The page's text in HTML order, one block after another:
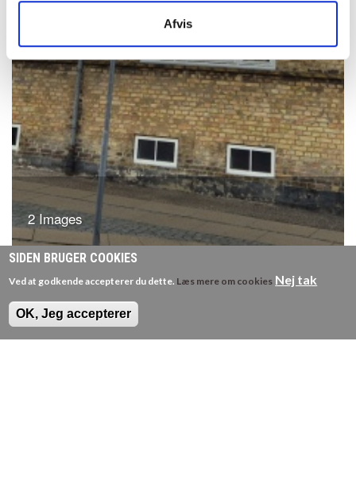
Afvis
2 Images
VIEW GALLERY
Udskiftning af vinduer i AB Annabo, Nakskovvej 1 - 11 mfl
2500 Valby
SIDEN BRUGER COOKIES
Ved at godkende accepterer du dette. Læs mere om cookies Nej tak
OK, Jeg accepterer